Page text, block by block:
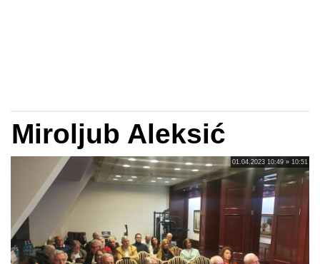
Miroljub Aleksić
01.04.2023 10:49 » 10:51